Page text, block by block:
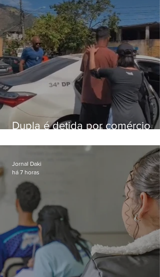
Dupla é detida por comércio
Bangu
Jornal Daki
há 7 horas